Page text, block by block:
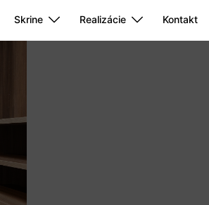
Skrine Realizácie Kontakt